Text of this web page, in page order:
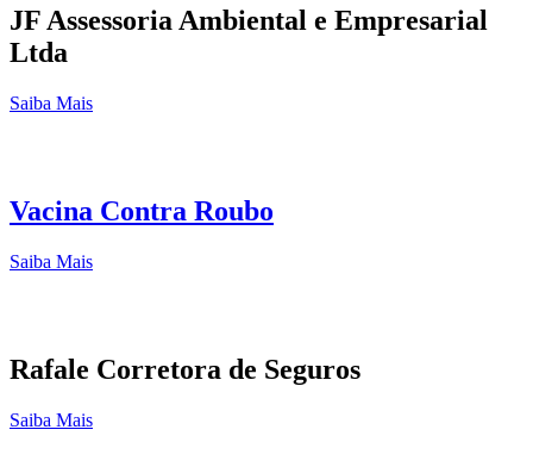
JF Assessoria Ambiental e Empresarial
Ltda
Saiba Mais
Vacina Contra Roubo
Saiba Mais
Rafale Corretora de Seguros
Saiba Mais